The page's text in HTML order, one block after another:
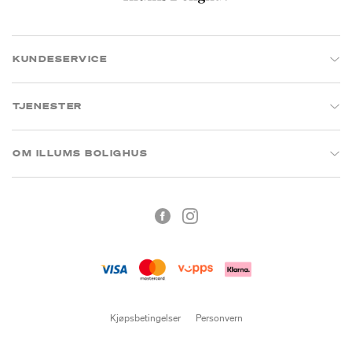
KUNDESERVICE
TJENESTER
OM ILLUMS BOLIGHUS
Kjøpsbetingelser Personvern